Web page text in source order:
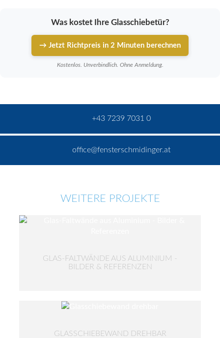
Was kostet Ihre Glasschiebetür?
→ Jetzt Richtpreis in 2 Minuten berechnen
Kostenlos. Unverbindlich. Ohne Anmeldung.
+43 7239 7031 0
office@fensterschmidinger.at
WEITERE PROJEKTE
GLAS-FALTWÄNDE AUS ALUMINIUM -
BILDER & REFERENZEN
GLASSCHIEBEWAND DREHBAR